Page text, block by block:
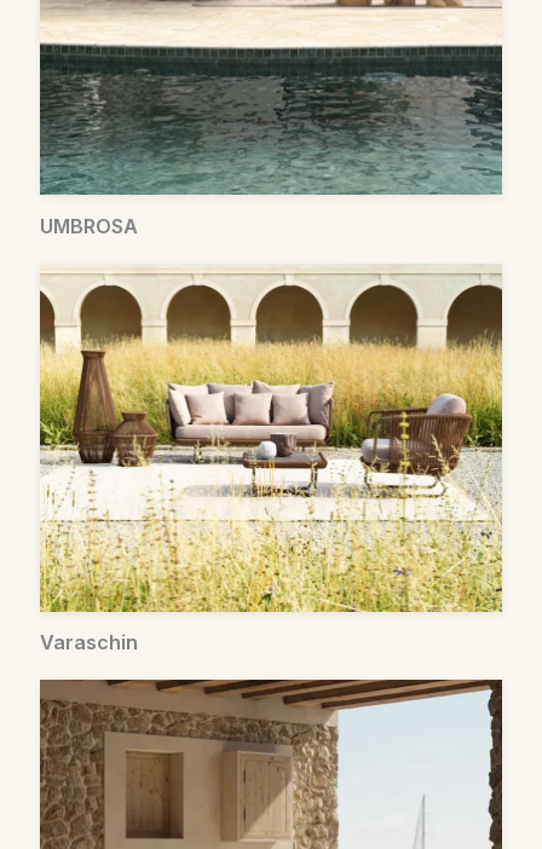
UMBROSA
Varaschin